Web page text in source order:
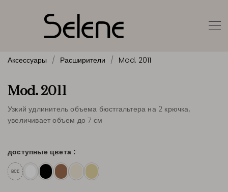
Аксессуары Расширители Mod. 2011
Mod. 2011
Узкий удлинитель объема бюстгальтера на 2 крючка,
увеличивает объем до 7 см
доступные цвета :
ВСЕ